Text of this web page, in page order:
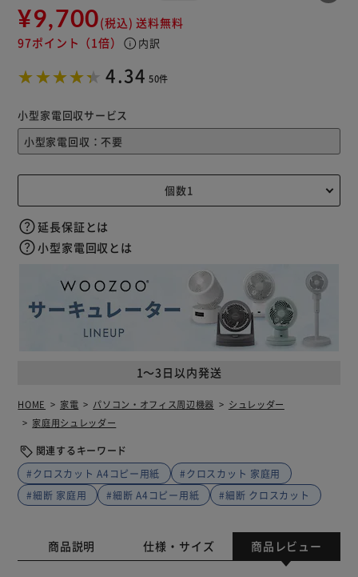
¥9,700(税込) 送料無料
97ポイント （1倍） info 内訳
4.34 50件
1～3日以内発送
小型家電回収サービス
延長保証とは
小型家電回収とは
HOME 家電 パソコン・オフィス周辺機器
シュレッダー
家庭用シュレッダー
関連するキーワード
#クロスカット A4コピー用紙
#クロスカット 家庭用
#細断 家庭用
#細断 A4コピー用紙 #細断 クロスカット
商品説明 仕様・サイズ 商品レビュー